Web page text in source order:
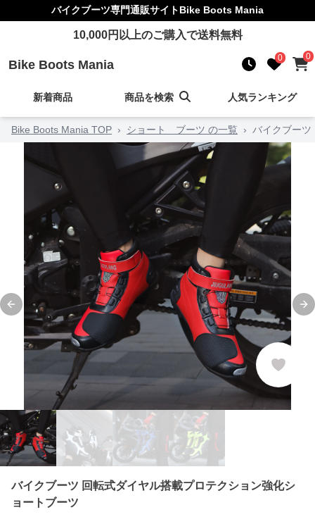
バイクブーツ専門通販サイトBike Boots Mania
10,000円以上のご購入で送料無料
Bike Boots Mania 0 0
新着商品 商品を検索 人気ランキング
Bike Boots Mania TOP › ショート ブーツ の一覧 › バイクブーツ
Previous slide
バイクブーツ 回転式ダイヤル搭載プロテクション強化シ
ョートブーツ